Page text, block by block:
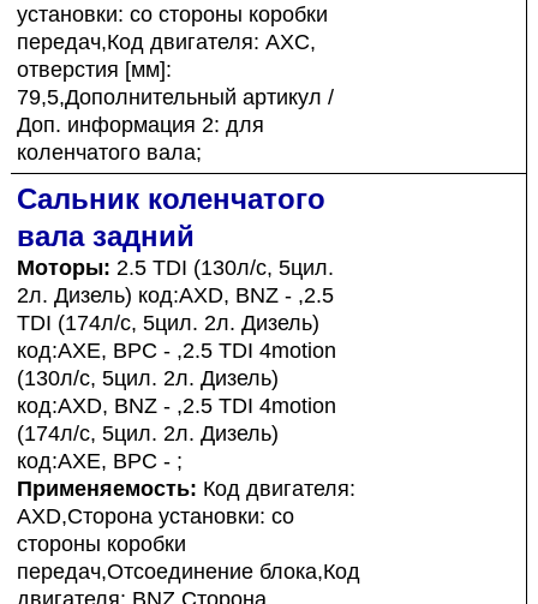
установки: со стороны коробки
передач,Код двигателя: AXC,
отверстия [мм]:
79,5,Дополнительный артикул /
Доп. информация 2: для
коленчатого вала;
Сальник коленчатого
вала задний
Моторы: 2.5 TDI (130л/с, 5цил.
2л. Дизель) код:AXD, BNZ - ,2.5
TDI (174л/с, 5цил. 2л. Дизель)
код:AXE, BPC - ,2.5 TDI 4motion
(130л/с, 5цил. 2л. Дизель)
код:AXD, BNZ - ,2.5 TDI 4motion
(174л/с, 5цил. 2л. Дизель)
код:AXE, BPC - ;
Применяемость: Код двигателя:
AXD,Сторона установки: со
стороны коробки
передач,Отсоединение блока,Код
двигателя: BNZ,Сторона